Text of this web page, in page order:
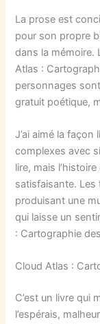
La prose est
pour son propre
dans la mémoire.
Atlas :
personnages
gratuit poétique,
J’ai aimé la façon
complexes avec
lire, mais
satisfaisante.
produisant une
qui laisse un
: Cartographie
Cloud Atlas :
C’est un livre qui
l’espérais,